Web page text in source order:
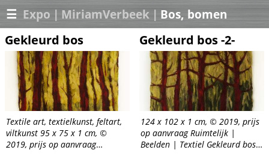
☰ Expo | MiriamVerbeek | Bos, bomen
Gekleurd bos
Textile art, textielkunst, feltart,
viltkunst 95 x 75 x 1 cm, ©
2019, prijs op aanvraag
Gekleurd bos -2-
124 x 102 x 1 cm, © 2019, prijs
op aanvraag Ruimtelijk |
Beelden | Textiel Gekleurd bos